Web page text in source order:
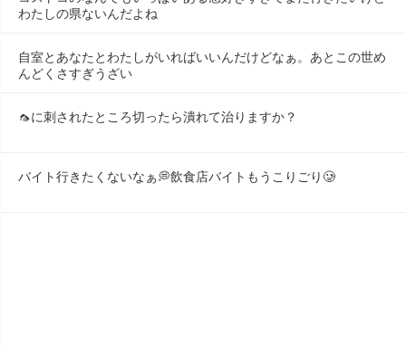
わたしの県ないんだよね
自室とあなたとわたしがいればいいんだけどなぁ。あとこの世め
んどくさすぎうざい
🦟に刺されたところ切ったら潰れて治りますか？
バイト行きたくないなぁ💭飲食店バイトもうこりごり🥲